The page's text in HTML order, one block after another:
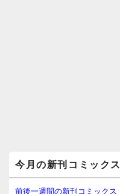
イ
ン
サ
今月の新刊コミックス
前後一週間の新刊コミックス